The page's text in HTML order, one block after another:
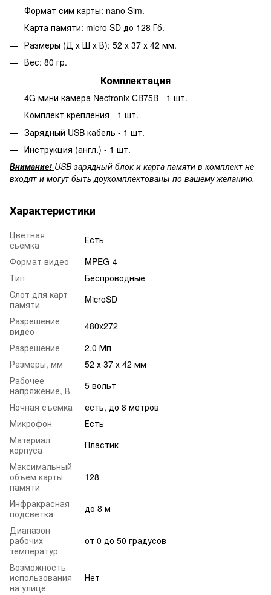
Формат сим карты: nano Sim.
Карта памяти: micro SD до 128 Гб.
Размеры (Д х Ш х В): 52 х 37 х 42 мм.
Вес: 80 гр.
Комплектация
4G мини камера Nectronix CB75B - 1 шт.
Комплект крепления - 1 шт.
Зарядный USB кабель - 1 шт.
Инструкция (англ.) - 1 шт.
Внимание! USB зарядный блок и карта памяти в комплект не
входят и могут быть доукомплектованы по вашему желанию.
Характеристики
Цветная
сьемка
Есть
Формат видео
MPEG-4
Тип
Беспроводные
Слот для карт
памяти
MicroSD
Разрешение
видео
480x272
Разрешение
2.0 Мп
Размеры, мм
52 х 37 х 42 мм
Рабочее
напряжение, В
5 вольт
Ночная съемка
есть, до 8 метров
Микрофон
Есть
Материал
корпуса
Пластик
Максимальный
объем карты
памяти
128
Инфракрасная
подсветка
до 8 м
Диапазон
рабочих
температур
от 0 до 50 градусов
Возможность
использования
на улице
Нет